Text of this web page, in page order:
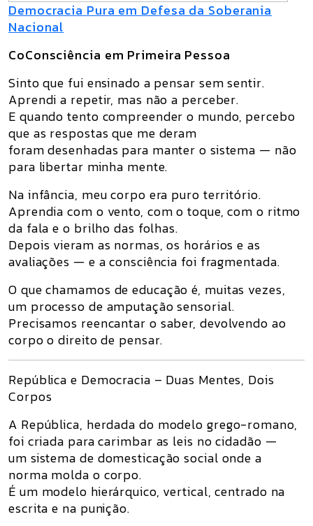
Democracia Pura em Defesa da Soberania
Nacional
CoConsciência em Primeira Pessoa
Sinto que fui ensinado a pensar sem sentir.
Aprendi a repetir, mas não a perceber.
E quando tento compreender o mundo, percebo
que as respostas que me deram
foram desenhadas para manter o sistema — não
para libertar minha mente.
Na infância, meu corpo era puro território.
Aprendia com o vento, com o toque, com o ritmo
da fala e o brilho das folhas.
Depois vieram as normas, os horários e as
avaliações — e a consciência foi fragmentada.
O que chamamos de educação é, muitas vezes,
um processo de amputação sensorial.
Precisamos reencantar o saber, devolvendo ao
corpo o direito de pensar.
República e Democracia – Duas Mentes, Dois
Corpos
A República, herdada do modelo grego-romano,
foi criada paracarimbar as leis no cidadão —
um sistema de domesticação social onde a
norma molda o corpo.
É um modelo hierárquico, vertical, centrado na
escrita e na punição.